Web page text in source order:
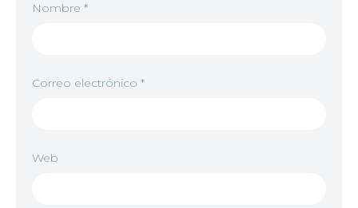
Nombre *
Correo electrónico *
Web